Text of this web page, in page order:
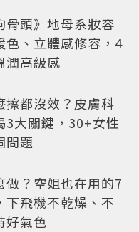
骨頭》地母系妝容
色、立體感修容，4
潤高級感
擦都沒效？皮膚科
3大關鍵，30+女性
問題
做？空姐也在用的7
下飛機不乾燥、不
好氣色